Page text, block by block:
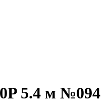
5.4 м №094